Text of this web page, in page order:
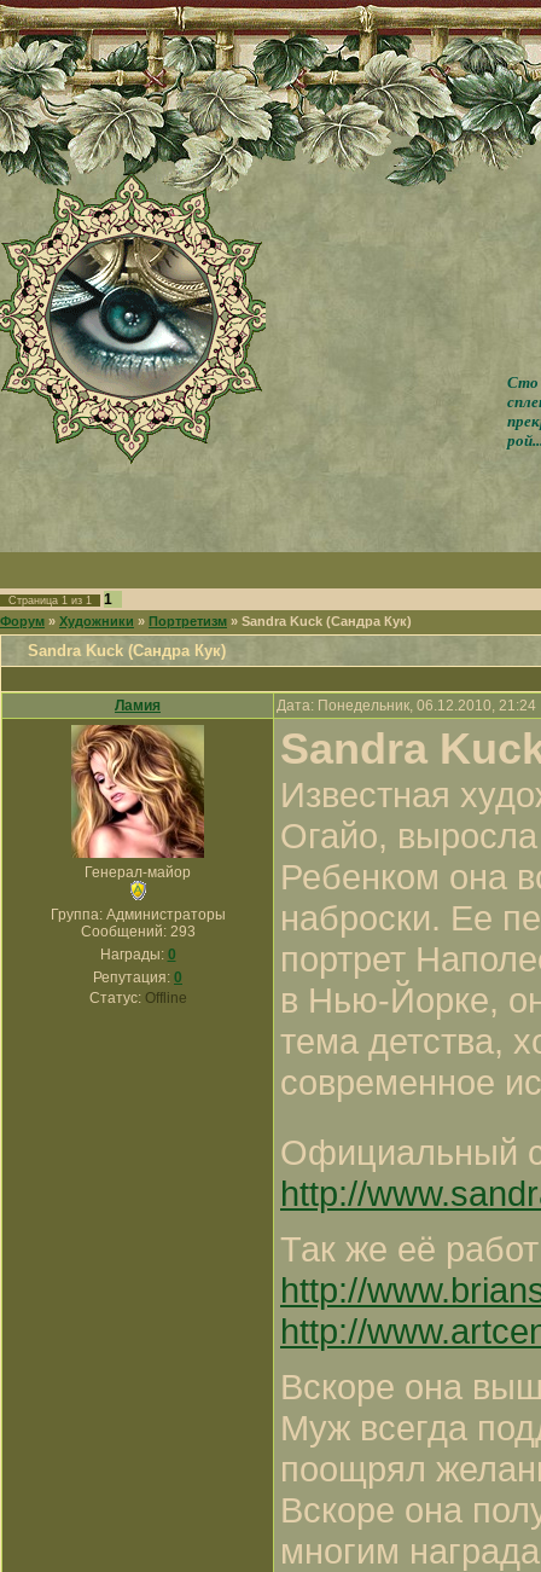
Сто
Страница 1 из 1 1
Форум » Художники » Портретизм » Sandra Kuck (Сандра Кук)
Sandra Kuck (Сандра Кук)
Ламия Дата: Понедельник, 06.12.2010,
Генерал-майор
Группа: Администраторы
Сообщений: 293
Награды: 0
Репутация: 0
Статус: Offline
Sandra
Известная
Огайо,
Ребенком она
наброски. Ее
портрет
в Нью-Йорке,
тема детства,
современное
Официальный
http://
Так же её
http://
http://
Вскоре она
Муж всегда
поощрял
Вскоре она
многим